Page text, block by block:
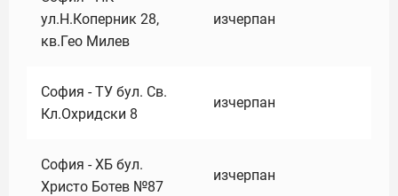
ул.Н.Коперник 28,
кв.Гео Милев
изчерпан
София - ТУ бул. Св.
Кл.Охридски 8
изчерпан
София - ХБ бул.
Христо Ботев №87
изчерпан